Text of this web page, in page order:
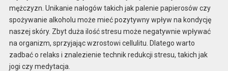
mężczyzn. Unikanie nałogów takich jak palenie papierosów czy
spożywanie alkoholu może mieć pozytywny wpływ na kondycję
naszej skóry. Zbyt duża ilość stresu może negatywnie wpływać
na organizm, sprzyjając wzrostowi cellulitu. Dlatego warto
zadbać o relaks i znalezienie technik redukcji stresu, takich jak
jogi czy medytacja.